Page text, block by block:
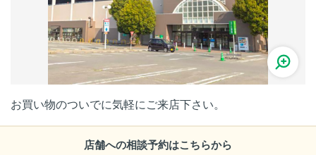
お買い物のついでに気軽にご来店下さい。
店舗への相談予約はこちらから